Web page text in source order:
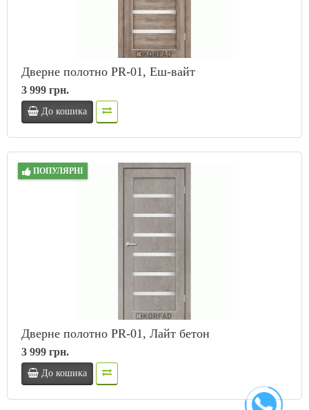
Дверне полотно PR-01, Еш-вайт
3 999 грн.
До кошика
ПОПУЛЯРНІ
Дверне полотно PR-01, Лайт бетон
3 999 грн.
До кошика